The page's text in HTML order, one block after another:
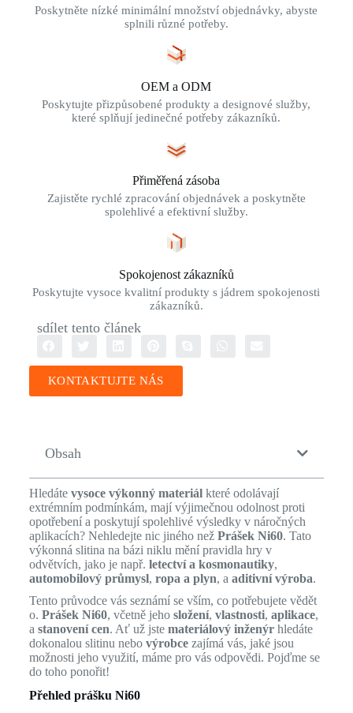
Poskytněte nízké minimální množství objednávky, abyste
splnili různé potřeby.
OEM a ODM
Poskytujte přizpůsobené produkty a designové služby,
které splňují jedinečné potřeby zákazníků.
Přiměřená zásoba
Zajistěte rychlé zpracování objednávek a poskytněte
spolehlivé a efektivní služby.
Spokojenost zákazníků
Poskytujte vysoce kvalitní produkty s jádrem spokojenosti
zákazníků.
sdílet tento článek
KONTAKTUJTE NÁS
Obsah
Hledáte vysoce výkonný materiálkteré odolávají
extrémním podmínkám, mají výjimečnou odolnost proti
opotřebení a poskytují spolehlivé výsledky v náročných
aplikacích? Nehledejte nic jiného než Prášek Ni60. Tato
výkonná slitina na bázi niklu mění pravidla hry v
odvětvích, jako je např. letectví a kosmonautiky,
automobilový průmysl, ropa a plyn, a aditivní výroba.
Tento průvodce vás seznámí se vším, co potřebujete vědět
o. Prášek Ni60, včetně jeho složení, vlastnosti, aplikace,
a stanovení cen. Ať už jste materiálový inženýrhledáte
dokonalou slitinu nebo výrobcezajímá vás, jaké jsou
možnosti jeho využití, máme pro vás odpovědi. Pojďme se
do toho ponořit!
Přehled prášku Ni60